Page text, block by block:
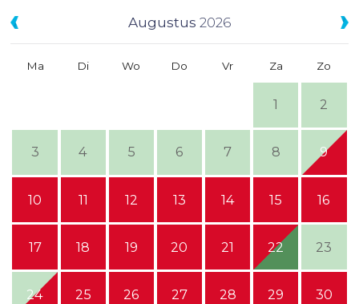
Augustus 2026
Ma Di Wo Do Vr Za Zo
1 2
3 4 5 6 7 8 9
10 11 12 13 14 15 16
17 18 19 20 21 22 23
24 25 26 27 28 29 30